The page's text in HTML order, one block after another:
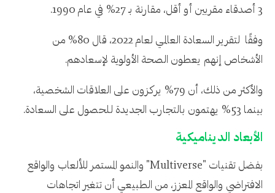
3 أصدقاء مقربين أو أقل، مقارنة بـ 27% في عام 1990.
وفقًا لتقرير السعادة العالمي لعام 2022، قال 80% من
الأشخاص إنهم يعطون الصحة الأولوية لإسعادهم.
والأكثر من ذلك، أن 79% يركزون على العلاقات الشخصية،
بينما 53% يهتمون بالتجارب الجديدة للحصول على السعادة.
الأبعاد الديناميكية
بفضل تقنيات "Multiverse" والنمو المستمر للألعاب والواقع
الافتراضي والواقع المعزز، من الطبيعي أن تتغير اتجاهات